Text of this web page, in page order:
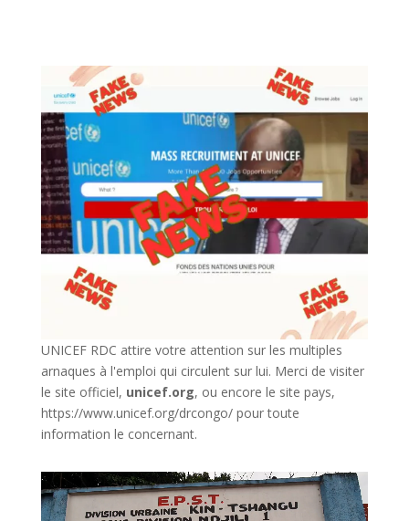
UNICEF RDC attire votre attention sur les multiples
arnaques à l'emploi qui circulent sur lui. Merci de visiter
le site officiel, unicef.org, ou encore le site pays,
https://www.unicef.org/drcongo/pour toute
information le concernant.